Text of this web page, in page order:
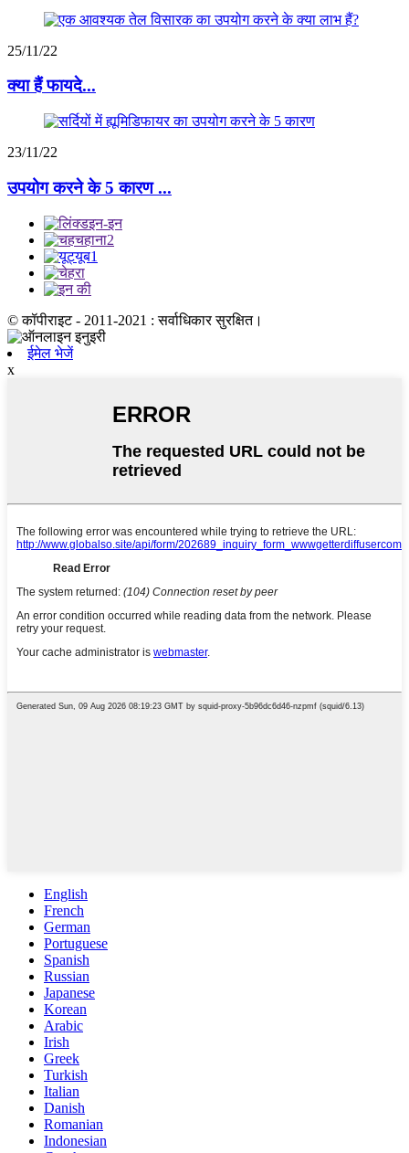
25/11/22
क्या हैं फायदे...
23/11/22
उपयोग करने के 5 कारण ...
© कॉपीराइट - 2011-2021 : सर्वाधिकार सुरक्षित।
ईमेल भेजें
x
English
French
German
Portuguese
Spanish
Russian
Japanese
Korean
Arabic
Irish
Greek
Turkish
Italian
Danish
Romanian
Indonesian